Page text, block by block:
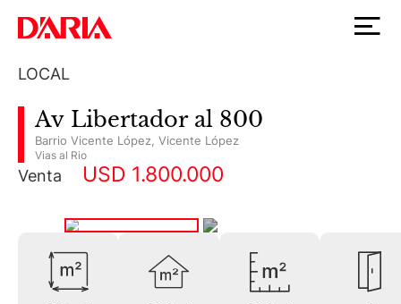
LOCAL
Av Libertador al 800
Barrio Vicente López Vicente López
Vias al Rio
Venta USD 1.800.000